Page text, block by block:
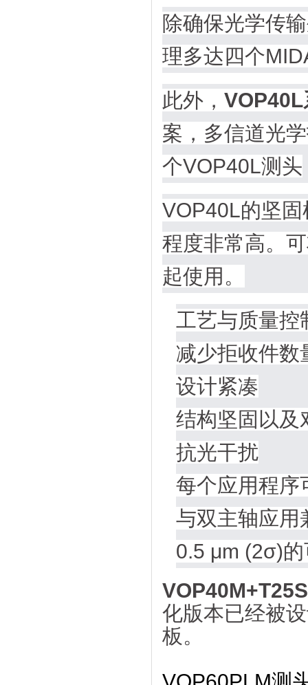
除确保光学传
理多达四个
此外， VOP40L
案，多信道光
个VOP40L测头
VOP40L的坚
程度非常高。
起使用。
工艺与质量控
减少拒收件数
设计紧凑
结构坚固以及
抗光干扰
每个应用程序
与双主轴应用
0.5 μm (2σ)
化版本已经被
板。